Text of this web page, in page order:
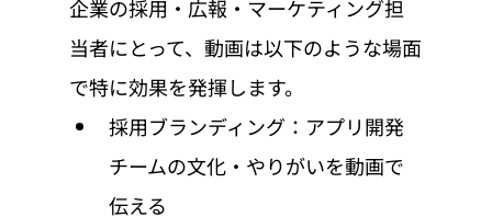
企業の採用・広報・マーケティング担
当者にとって、動画は以下のような場面
で特に効果を発揮します。
採用ブランディング：アプリ開発
チームの文化・やりがいを動画で
伝える